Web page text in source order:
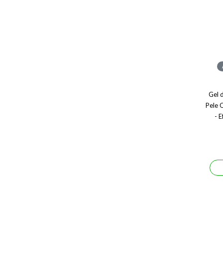
Gel
Pele
-